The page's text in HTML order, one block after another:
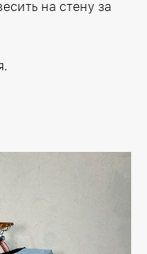
на стену за